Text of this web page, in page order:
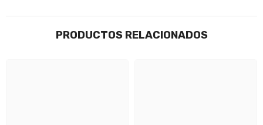
PRODUCTOS RELACIONADOS